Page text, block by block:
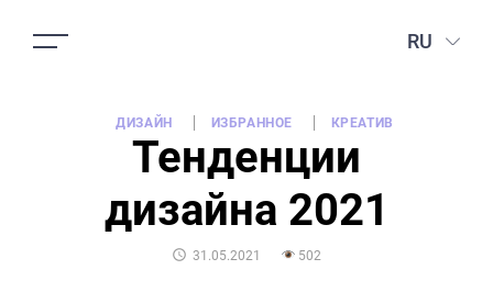
RU
ДИЗАЙН ИЗБРАННОЕ КРЕАТИВ
Тенденции
дизайна 2021
POSTED
31.05.2021 502